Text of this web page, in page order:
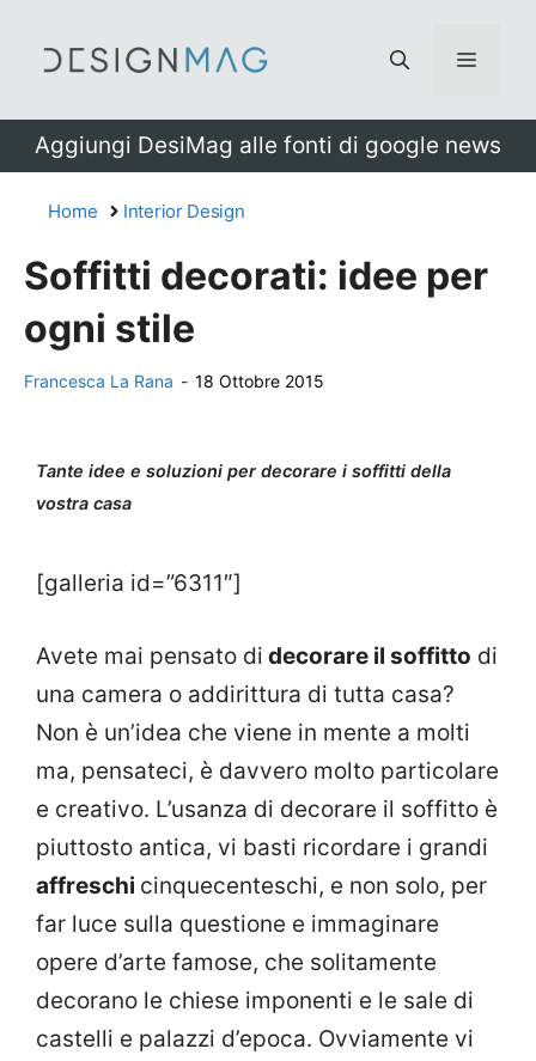
Menu
Aggiungi DesiMag alle fonti di google news
Home Interior Design
Soffitti decorati: idee per
ogni stile
Francesca La Rana - 18 Ottobre 2015
Tante idee e soluzioni per decorare i soffitti della
vostra casa
[galleria id=”6311″]
Avete mai pensato di decorare il soffitto di
una camera o addirittura di tutta casa?
Non è un’idea che viene in mente a molti
ma, pensateci, è davvero molto particolare
e creativo. L’usanza di decorare il soffitto è
piuttosto antica, vi basti ricordare i grandi
affreschi cinquecenteschi, e non solo, per
far luce sulla questione e immaginare
opere d’arte famose, che solitamente
decorano le chiese imponenti e le sale di
castelli e palazzi d’epoca. Ovviamente vi